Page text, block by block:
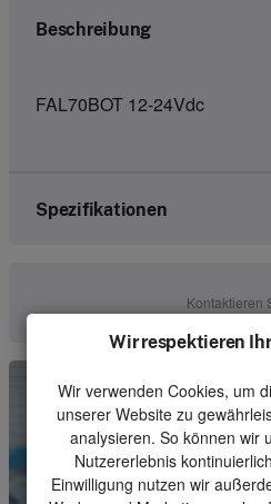
Beschreibung
FAL70BOT 12-24Vdc
Spezifikationen
Artikelnummer
Einheit
Mindestbestellmenge
1
Kontaktieren
Wir respektieren
Wir verwenden Cookies, um
unserer Website zu
analysieren. So können wir
Nutzererlebnis
Einwilligung nutzen wir